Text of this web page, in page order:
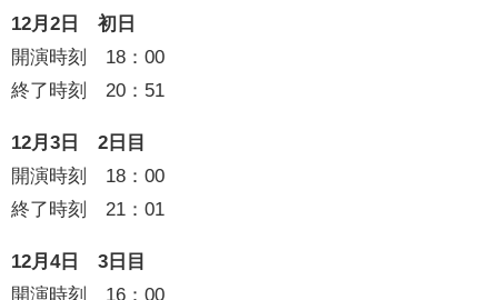
12月2日 初日
開演時刻 18：00
終了時刻 20：51
12月3日 2日目
開演時刻 18：00
終了時刻 21：01
12月4日 3日目
開演時刻 16：00